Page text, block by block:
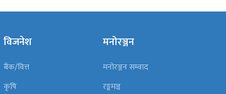
विजनेश
बैंक/वित्त
कृषि
मनोरञ्जन
मनोरञ्जन सम्वाद
रङ्गमञ्च